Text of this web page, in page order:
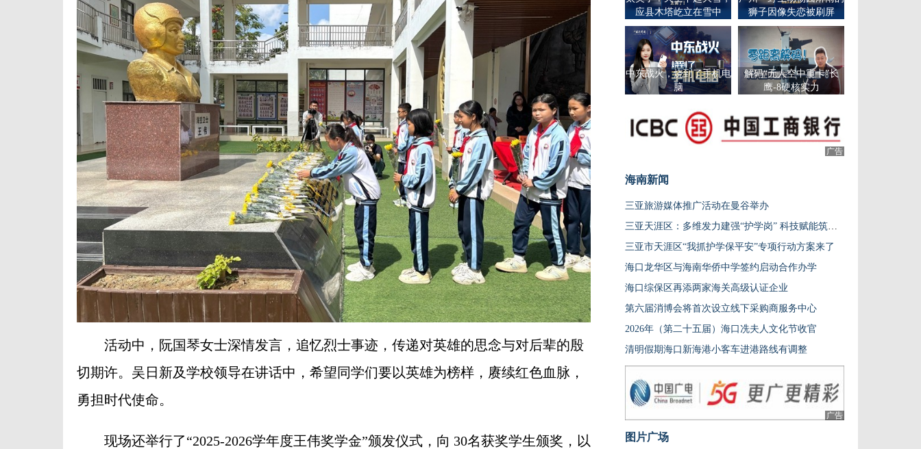
活动中，阮国琴女士深情发言，追忆烈士事迹，传递对英雄的思念与对后辈的殷
切期许。吴日新及学校领导在讲话中，希望同学们要以英雄为榜样，赓续红色血脉，
勇担时代使命。
现场还举行了“2025-2026学年度王伟奖学金”颁发仪式，向 30名获奖学生颁奖，以
应县木塔屹立在雪中
狮子因像失恋被刷屏
中东战火，烧到了手机电
脑
解码“无人空中重卡”长
鹰-8硬核实力
广告
广告
海南新闻
三亚旅游媒体推广活动在曼谷举办
三亚天涯区：多维发力建强“护学岗” 科技赋能筑牢校园安全屏障
三亚市天涯区“我抓护学保平安”专项行动方案来了
海口龙华区与海南华侨中学签约启动合作办学
海口综保区再添两家海关高级认证企业
第六届消博会将首次设立线下采购商服务中心
2026年（第二十五届）海口冼夫人文化节收官
清明假期海口新海港小客车进港路线有调整
广告
图片广场